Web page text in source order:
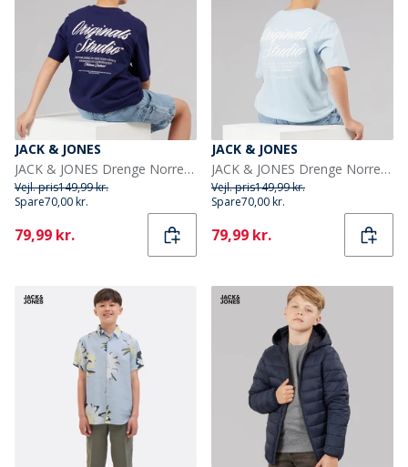
JACK & JONES
JACK & JONES Drenge Norrebro T shirt Ocean Cavern
Vejl. pris149,99 kr.
Spare70,00 kr.
Current
79,99 kr.
JACK & JONES
JACK & JONES Drenge Norrebro T shirt Skyway
Vejl. pris149,99 kr.
Spare70,00 kr.
Current
79,99 kr.